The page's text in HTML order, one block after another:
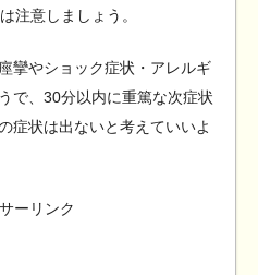
注意しましょう。
攣やショック症状・アレルギ
で、30分以内に重篤な次症状
症状は出ないと考えていいよ
ーリンク